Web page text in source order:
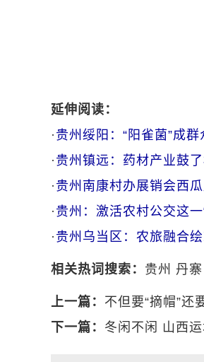
延伸阅读：
· 贵州绥阳：“阳雀菌”成
· 贵州镇远：药材产业鼓了
· 贵州南康村办展销会西瓜
· 贵州：激活农村公交这一
· 贵州乌当区：农旅融合
相关热词搜索： 贵州 丹寨
上一篇： 不但要“摘帽”还
下一篇： 冬闲不闲 山西